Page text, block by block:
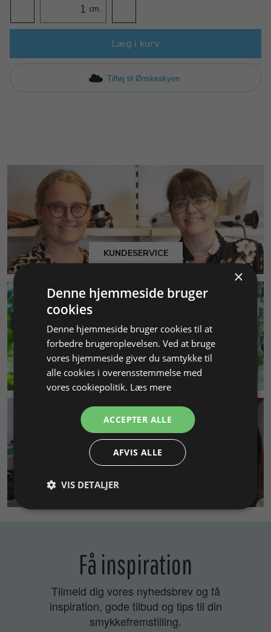
cm.
Læg i kurv
Tilføj til Ønskeskyen
KUNDESERVICE
MILJØ & BÆREDYGTIGHED
SMYKKEKURSER
Få inspiration
Tilmeld dig vores nyhedsbrev og få
inspiration, gode tilbud og tips til din
smykkefremstilling.
×
Denne hjemmeside bruger
cookies
Denne hjemmeside bruger cookies til at
forbedre brugeroplevelsen. Ved at bruge
vores hjemmeside giver du samtykke til
alle cookies i overensstemmelse med
vores cookiepolitik. Læs mere
ACCEPTER ALLE
AFVIS ALLE
VIS DETALJER